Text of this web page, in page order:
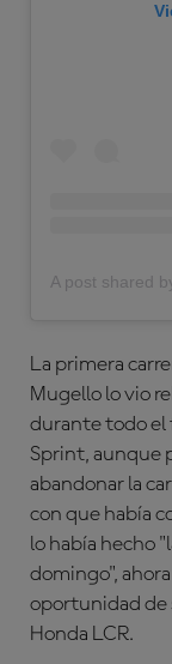
La primera
Mugello lo vio
durante todo el
Sprint, aunque
abandonar la
con que había
lo había hecho
domingo", ahora
oportunidad de
Honda LCR.